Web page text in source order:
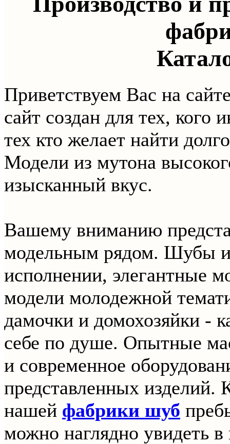
Приветствуем Вас на
сайт создан для тех, кого
тех кто желает найти
Модели из мутона
изысканный вкус.
Вашему вниманию
модельным рядом. Шубы
исполнении, элегантные
модели молодежной
дамочки и домохозяйки -
себе по душе. Опытные
и современное
представленных изделий.
нашей фабрики шуб
можно наглядно увидеть